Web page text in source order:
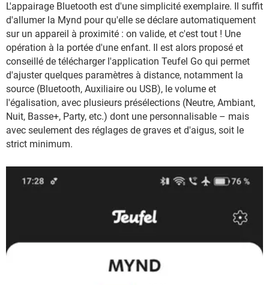
L'appairage Bluetooth est d'une simplicité exemplaire. Il suffit
d'allumer la Mynd pour qu'elle se déclare automatiquement
sur un appareil à proximité : on valide, et c'est tout ! Une
opération à la portée d'une enfant. Il est alors proposé et
conseillé de télécharger l'application Teufel Go qui permet
d'ajuster quelques paramètres à distance, notamment la
source (Bluetooth, Auxiliaire ou USB), le volume et
l'égalisation, avec plusieurs présélections (Neutre, Ambiant,
Nuit, Basse+, Party, etc.) dont une personnalisable – mais
avec seulement des réglages de graves et d'aigus, soit le
strict minimum.